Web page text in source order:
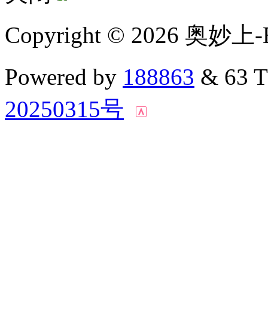
Copyright © 2026 奥妙上
Powered by 188863 & 63
20250315号